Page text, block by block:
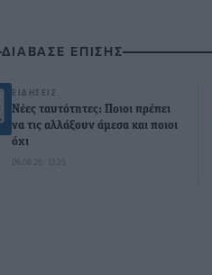
ΔΙΑΒΑΣΕ ΕΠΙΣΗΣ
ΕΙΔΉΣΕΙΣ
Νέες ταυτότητες: Ποιοι πρέπει
να τις αλλάξουν άμεσα και ποιοι
όχι
06.08.26 · 13:25